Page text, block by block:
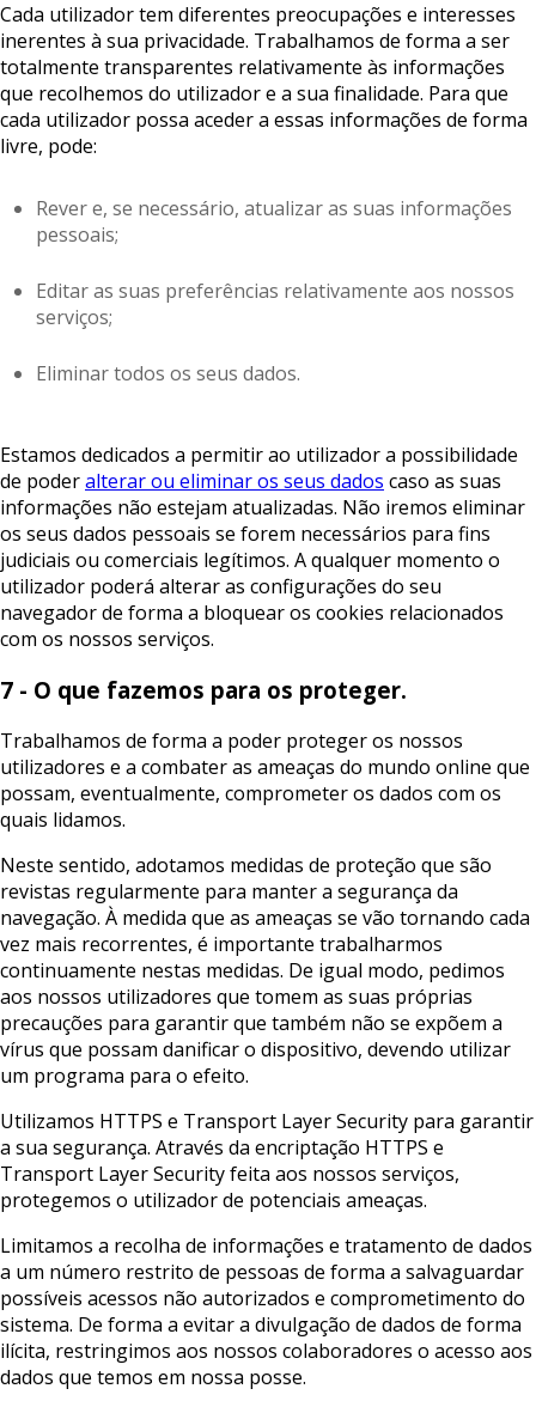
Cada utilizador tem diferentes preocupações e interesses
inerentes à sua privacidade. Trabalhamos de forma a ser
totalmente transparentes relativamente às informações
que recolhemos do utilizador e a sua finalidade. Para que
cada utilizador possa aceder a essas informações de forma
livre, pode:
Rever e, se necessário, atualizar as suas informações
pessoais;
Editar as suas preferências relativamente aos nossos
serviços;
Eliminar todos os seus dados.
Estamos dedicados a permitir ao utilizador a possibilidade
de poderalterar ou eliminar os seus dados caso as suas
informações não estejam atualizadas. Não iremos eliminar
os seus dados pessoais se forem necessários para fins
judiciais ou comerciais legítimos. A qualquer momento o
utilizador poderá alterar as configurações do seu
navegador de forma a bloquear os cookies relacionados
com os nossos serviços.
7 - O que fazemos para os proteger.
Trabalhamos de forma a poder proteger os nossos
utilizadores e a combater as ameaças do mundo online que
possam, eventualmente, comprometer os dados com os
quais lidamos.
Neste sentido, adotamos medidas de proteção que são
revistas regularmente para manter a segurança da
navegação. À medida que as ameaças se vão tornando cada
vez mais recorrentes, é importante trabalharmos
continuamente nestas medidas. De igual modo, pedimos
aos nossos utilizadores que tomem as suas próprias
precauções para garantir que também não se expõem a
vírus que possam danificar o dispositivo, devendo utilizar
um programa para o efeito.
Utilizamos HTTPS e Transport Layer Security para garantir
a sua segurança. Através da encriptação HTTPS e
Transport Layer Security feita aos nossos serviços,
protegemos o utilizador de potenciais ameaças.
Limitamos a recolha de informações e tratamento de dados
a um número restrito de pessoas de forma a salvaguardar
possíveis acessos não autorizados e comprometimento do
sistema. De forma a evitar a divulgação de dados de forma
ilícita, restringimos aos nossos colaboradores o acesso aos
dados que temos em nossa posse.